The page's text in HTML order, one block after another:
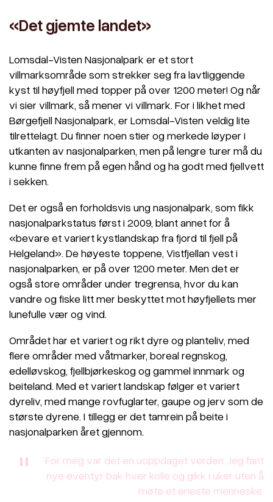
«Det gjemte landet»
Lomsdal-Visten Nasjonalpark er et stort
villmarksområde som strekker seg fra lavtliggende
kyst til høyfjell med topper på over 1200 meter! Og når
vi sier villmark, så mener vi villmark. For i likhet med
Børgefjell Nasjonalpark, er Lomsdal-Visten veldig lite
tilrettelagt. Du finner noen stier og merkede løyper i
utkanten av nasjonalparken, men på lengre turer må du
kunne finne frem på egen hånd og ha godt med fjellvett
i sekken.
Det er også en forholdsvis ung nasjonalpark, som fikk
nasjonalparkstatus først i 2009, blant annet for å
«bevare et variert kystlandskap fra fjord til fjell på
Helgeland». De høyeste toppene, Vistfjellan vest i
nasjonalparken, er på over 1200 meter. Men det er
også store områder under tregrensa, hvor du kan
vandre og fiske litt mer beskyttet mot høyfjellets mer
lunefulle vær og vind.
Området har et variert og rikt dyre og planteliv, med
flere områder med våtmarker, boreal regnskog,
edelløvskog, fjellbjørkeskog og gammel innmark og
beiteland. Med et variert landskap følger et variert
dyreliv, med mange rovfuglarter, gaupe og jerv som de
største dyrene. I tillegg er det tamrein på beite i
nasjonalparken året gjennom.
For meg var det en uoppdaget verden. Jeg fant
nye eventyr bak hver kolle og gikk i uker uten å
møte et eneste menneske.